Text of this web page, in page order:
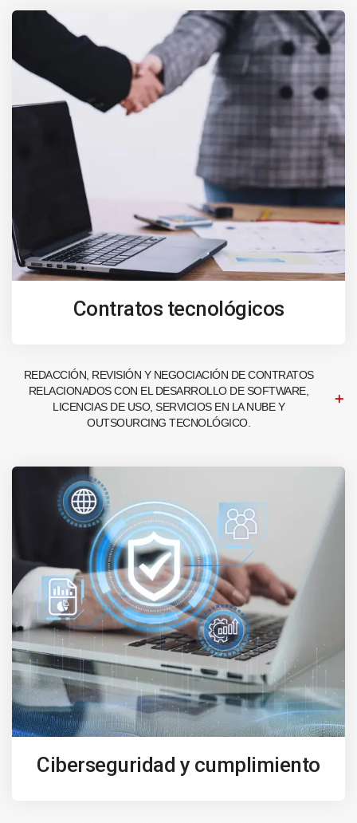
Contratos tecnológicos
REDACCIÓN, REVISIÓN Y NEGOCIACIÓN DE CONTRATOS
RELACIONADOS CON EL DESARROLLO DE SOFTWARE,
LICENCIAS DE USO, SERVICIOS EN LA NUBE Y
OUTSOURCING TECNOLÓGICO.
Ciberseguridad y cumplimiento